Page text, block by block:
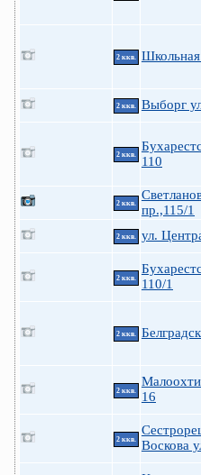
2 ккв.
2 ккв. Выборг
2 ккв.
110
2 ккв.
пр.,115/1
2 ккв. ул.
2 ккв.
110/1
2 ккв.
2 ккв.
16
2 ккв.
Воскова